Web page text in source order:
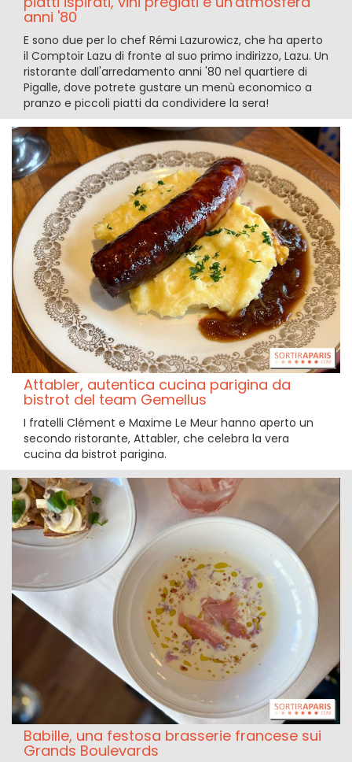
anni '80
E sono due per lo chef Rémi Lazurowicz, che ha aperto
il Comptoir Lazu di fronte al suo primo indirizzo, Lazu. Un
ristorante dall'arredamento anni '80 nel quartiere di
Pigalle, dove potrete gustare un menù economico a
pranzo e piccoli piatti da condividere la sera!
Attabler, autentica cucina parigina da
bistrot del team Gemellus
I fratelli Clément e Maxime Le Meur hanno aperto un
secondo ristorante, Attabler, che celebra la vera
cucina da bistrot parigina.
Babille, una festosa brasserie francese sui
Grands Boulevards